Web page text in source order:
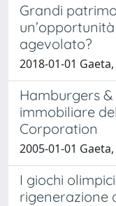
Grandi
agevolato?
2018-01-01 Gaeta,
Hamburgers
immobiliare
Corporation
2005-01-01
I giochi
rigenerazione